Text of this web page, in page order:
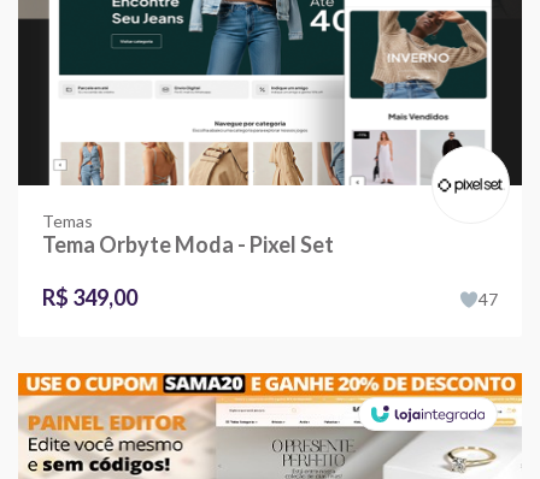
Temas
Tema Orbyte Moda - Pixel Set
R$ 349,00
47